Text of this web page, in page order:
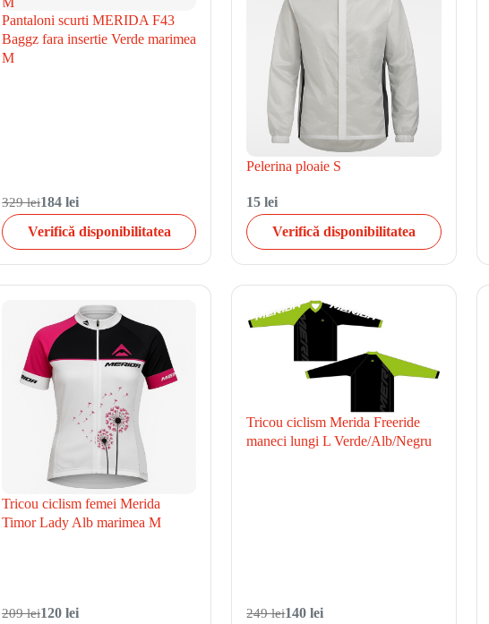
Pantaloni scurti MERIDA F43
Baggz fara insertie Verde marimea
M
329 lei184 lei
Verifică disponibilitatea
Pelerina ploaie S
15 lei
Verifică disponibilitatea
Tricou ciclism femei Merida
Timor Lady Alb marimea M
209 lei120 lei
Tricou ciclism Merida Freeride
maneci lungi L Verde/Alb/Negru
249 lei140 lei